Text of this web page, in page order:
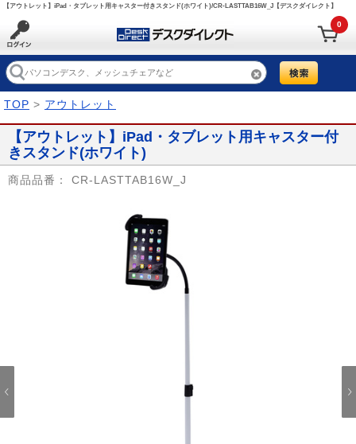
【アウトレット】iPad・タブレット用キャスター付きスタンド(ホワイト)/CR-LASTTAB16W_J【デスクダイレクト】
0
TOP > アウトレット
【アウトレット】iPad・タブレット用キャスター付
きスタンド(ホワイト)
商品品番： CR-LASTTAB16W_J